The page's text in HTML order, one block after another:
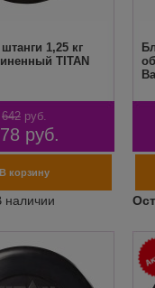
1,25 кг
TITAN
642 руб.
руб.